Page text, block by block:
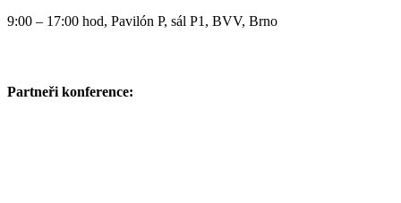
9:00 – 17:00 hod, Pavilón P, sál P1, BVV, Brno
Partneři konference: